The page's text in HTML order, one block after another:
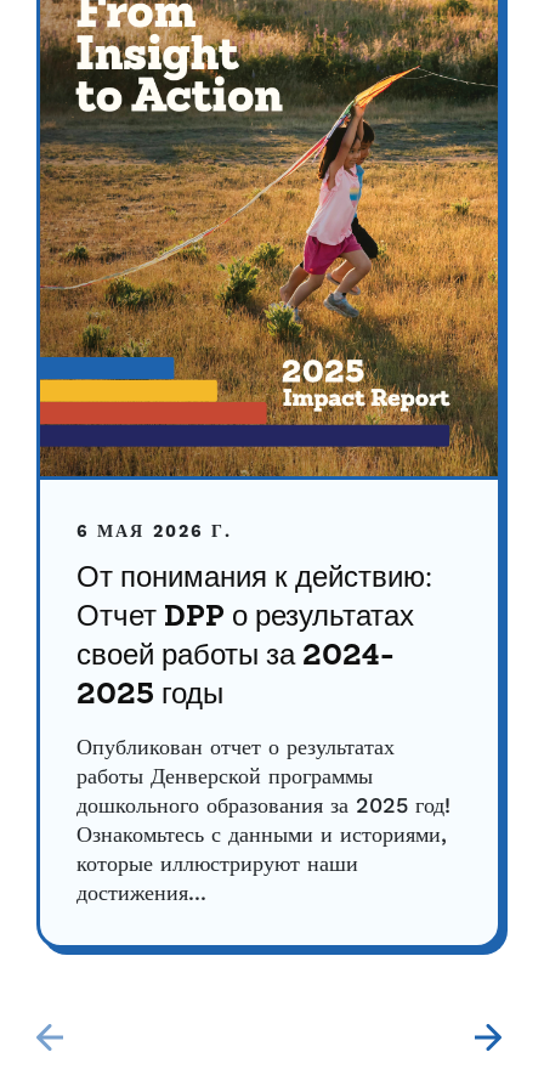
6 МАЯ 2026 Г.
От понимания к действию:
Отчет DPP о результатах
своей работы за 2024-
2025 годы
Опубликован отчет о результатах
работы Денверской программы
дошкольного образования за 2025 год!
Ознакомьтесь с данными и историями,
которые иллюстрируют наши
достижения...